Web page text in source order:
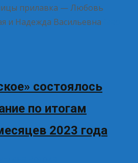
прилавка — Любовь
и Надежда Васильевна
состоялось
по итогам
2023 года